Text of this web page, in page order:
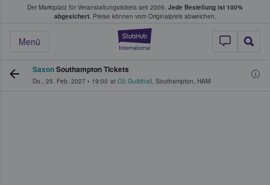
Der Marktplatz für Veranstaltungstickets seit 2009. Jede Bestellung ist 100%
abgesichert. Preise können vom Originalpreis abweichen.
StubHub - Wo
Menü
Tickets kaufen & verkaufen
SaxonSouthampton Tickets
Do., 25. Feb. 2027 • 19:00 at O2 Guildhall, Southampton, HAM